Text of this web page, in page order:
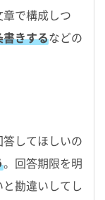
で構成しつ
書きするなどの
してほしいの
。回答期限を明
勘違いしてし